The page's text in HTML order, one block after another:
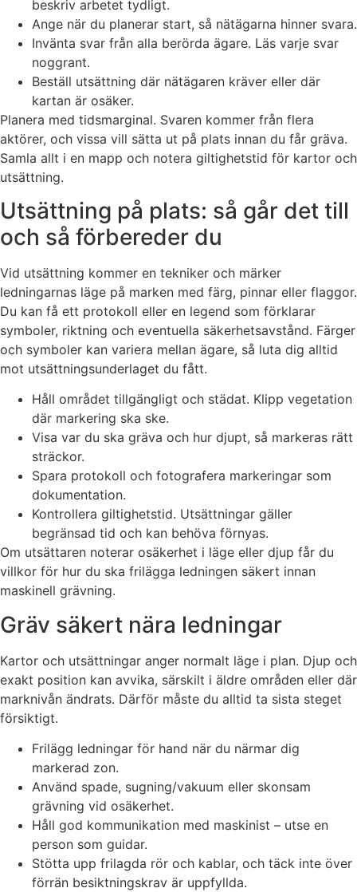
beskriv arbetet tydligt.
Ange när du planerar start, så nätägarna hinner svara.
Invänta svar från alla berörda ägare. Läs varje svar
noggrant.
Beställ utsättning där nätägaren kräver eller där
kartan är osäker.
Planera med tidsmarginal. Svaren kommer från flera
aktörer, och vissa vill sätta ut på plats innan du får gräva.
Samla allt i en mapp och notera giltighetstid för kartor och
utsättning.
Utsättning på plats: så går det till
och så förbereder du
Vid utsättning kommer en tekniker och märker
ledningarnas läge på marken med färg, pinnar eller flaggor.
Du kan få ett protokoll eller en legend som förklarar
symboler, riktning och eventuella säkerhetsavstånd. Färger
och symboler kan variera mellan ägare, så luta dig alltid
mot utsättningsunderlaget du fått.
Håll området tillgängligt och städat. Klipp vegetation
där markering ska ske.
Visa var du ska gräva och hur djupt, så markeras rätt
sträckor.
Spara protokoll och fotografera markeringar som
dokumentation.
Kontrollera giltighetstid. Utsättningar gäller
begränsad tid och kan behöva förnyas.
Om utsättaren noterar osäkerhet i läge eller djup får du
villkor för hur du ska frilägga ledningen säkert innan
maskinell grävning.
Gräv säkert nära ledningar
Kartor och utsättningar anger normalt läge i plan. Djup och
exakt position kan avvika, särskilt i äldre områden eller där
marknivån ändrats. Därför måste du alltid ta sista steget
försiktigt.
Frilägg ledningar för hand när du närmar dig
markerad zon.
Använd spade, sugning/vakuum eller skonsam
grävning vid osäkerhet.
Håll god kommunikation med maskinist – utse en
person som guidar.
Stötta upp frilagda rör och kablar, och täck inte över
förrän besiktningskrav är uppfyllda.